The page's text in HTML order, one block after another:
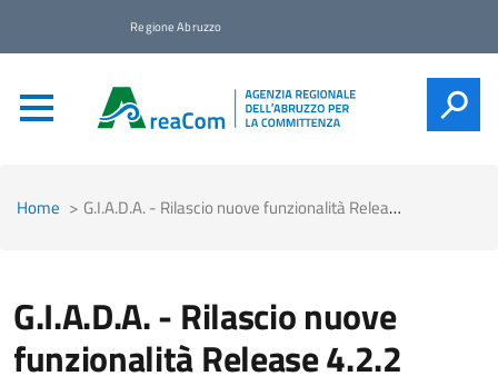
Regione Abruzzo
Home G.I.A.D.A. - Rilascio nuove funzionalità Release 4.2.2
G.I.A.D.A. - Rilascio nuove
funzionalità Release 4.2.2